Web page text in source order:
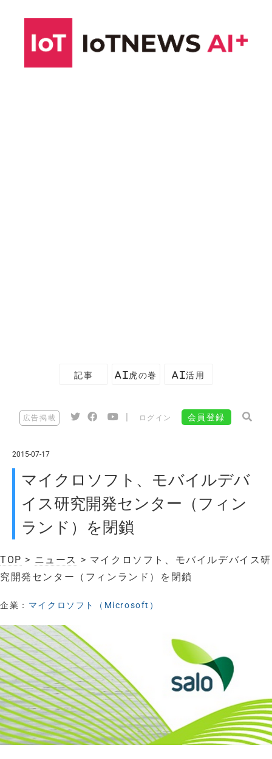
記事 AI虎の巻 AI活用
広告掲載 ログイン 会員登録
2015-07-17
マイクロソフト、モバイルデバ
イス研究開発センター（フィン
ランド）を閉鎖
TOP > ニュース > マイクロソフト、モバイルデバイス研
究開発センター（フィンランド）を閉鎖
企業： マイクロソフト（Microsoft）